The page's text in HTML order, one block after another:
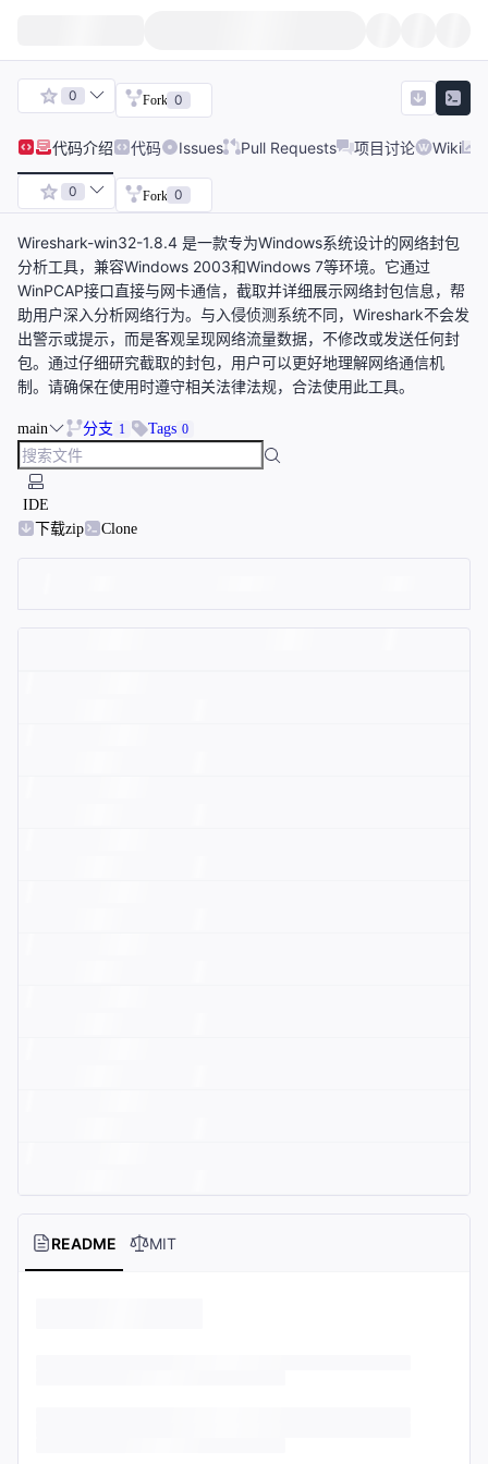
0 Fork 0
代码介绍 代码 Issues Pull Requests 项目讨论 Wiki
0 Fork 0
Wireshark-win32-1.8.4 是一款专为Windows系统设计的网络封包
分析工具，兼容Windows 2003和Windows 7等环境。它通过
WinPCAP接口直接与网卡通信，截取并详细展示网络封包信息，帮
助用户深入分析网络行为。与入侵侦测系统不同，Wireshark不会发
出警示或提示，而是客观呈现网络流量数据，不修改或发送任何封
包。通过仔细研究截取的封包，用户可以更好地理解网络通信机
制。请确保在使用时遵守相关法律法规，合法使用此工具。
main 分支 1 Tags 0
IDE
下载zip
Clone
README MIT